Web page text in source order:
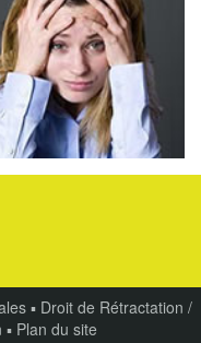
▪ Droit de Rétractation /
▪ Plan du site